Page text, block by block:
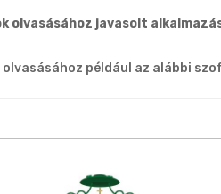
olvasásához javasolt
például az alábbi